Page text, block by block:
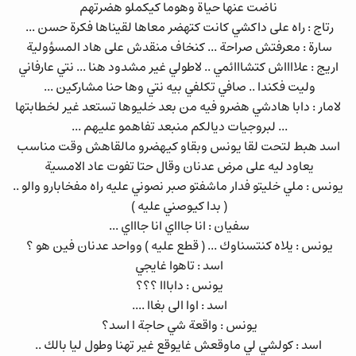
ناضت عنها حياة وهوما كيكملو هضرتهم
رتاج : راه على داكشي كانت كتهضر معاها لقيناها فكرة حسن ...
سارة : معرفتش صراحة ... كنخاف منقدش على هاد المسؤولية
اريج : علااااش كتشااائمي .. لاطولي غير مشدود هنا ... نتي عارفاني
وليت فكندا .. صافي تكلفي بيه نتي وها حنا مشاركين ...
لامار : دابا هادشي هضرو فيه من بعد خليوها تستعد غير لخطابتها
... لبروجيات ديالكم منبعد تفاهمو عليهم ...
اسد هبط لتحت لقا يونس وبقاو كيهضرو مالقاهش وقت مناسب
يعاود ليه على مرض عدنان وقال حتا تفوت عاد الامسية
يونس : ملي خليتو فدار ماشفتو صبر نصوني عليه راه مفخابارو والو ..
( بدا كيوصني عليه )
سفيان : انا جاااي انا جاااي ...
يونس : يلاه كنتسناوك ... ( قطع عليه ) وواحد عدنان فين هو ؟
اسد : تاهوا غايجي
يونس : دابااا ؟؟؟
اسد : اوا الى بغاا ....
يونس : واقعة شي حاجة ا اسد؟
اسد : كولشي لي ماوقعش غايوقع غير تهنا وطول ليا بالك ..